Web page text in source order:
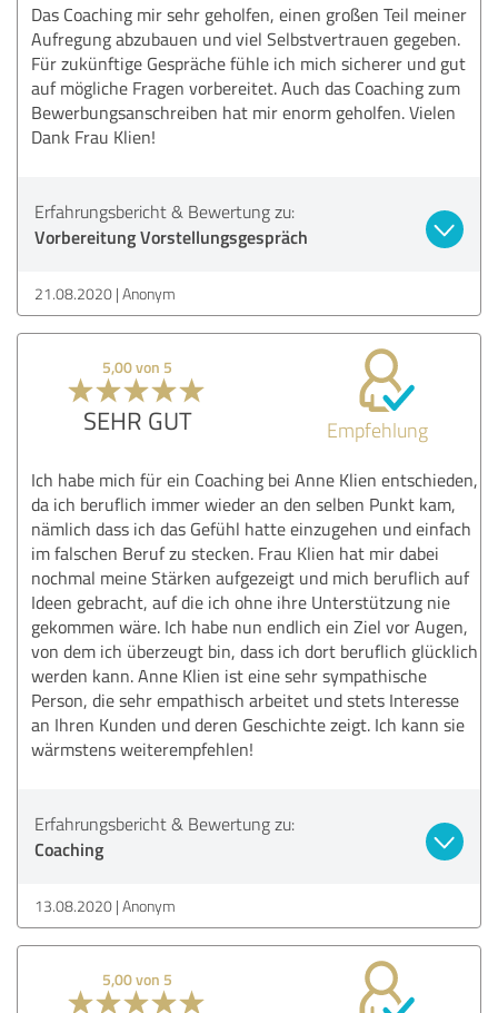
Das Coaching mir sehr geholfen, einen großen Teil meiner
Aufregung abzubauen und viel Selbstvertrauen gegeben.
Für zukünftige Gespräche fühle ich mich sicherer und gut
auf mögliche Fragen vorbereitet. Auch das Coaching zum
Bewerbungsanschreiben hat mir enorm geholfen. Vielen
Dank Frau Klien!
Erfahrungsbericht & Bewertung zu:
Vorbereitung Vorstellungsgespräch
21.08.2020 Anonym
5,00 von 5
SEHR GUT Empfehlung
Ich habe mich für ein Coaching bei Anne Klien entschieden,
da ich beruflich immer wieder an den selben Punkt kam,
nämlich dass ich das Gefühl hatte einzugehen und einfach
im falschen Beruf zu stecken. Frau Klien hat mir dabei
nochmal meine Stärken aufgezeigt und mich beruflich auf
Ideen gebracht, auf die ich ohne ihre Unterstützung nie
gekommen wäre. Ich habe nun endlich ein Ziel vor Augen,
von dem ich überzeugt bin, dass ich dort beruflich glücklich
werden kann. Anne Klien ist eine sehr sympathische
Person, die sehr empathisch arbeitet und stets Interesse
an Ihren Kunden und deren Geschichte zeigt. Ich kann sie
wärmstens weiterempfehlen!
Erfahrungsbericht & Bewertung zu:
Coaching
13.08.2020 Anonym
5,00 von 5